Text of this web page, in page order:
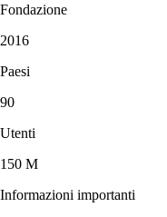
Fondazione
2016
Paesi
90
Utenti
150 M
Informazioni importanti